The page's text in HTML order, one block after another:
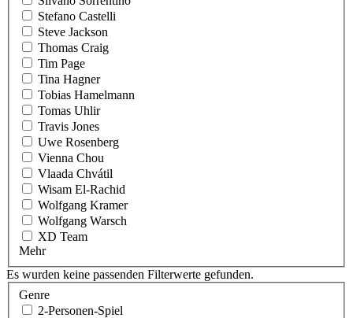
Stefano Castelli
Steve Jackson
Thomas Craig
Tim Page
Tina Hagner
Tobias Hamelmann
Tomas Uhlir
Travis Jones
Uwe Rosenberg
Vienna Chou
Vlaada Chvátil
Wisam El-Rachid
Wolfgang Kramer
Wolfgang Warsch
XD Team
Mehr
Es wurden keine passenden Filterwerte gefunden.
Genre
2-Personen-Spiel